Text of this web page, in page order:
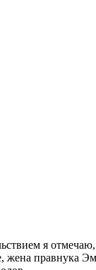
я
жена правнука